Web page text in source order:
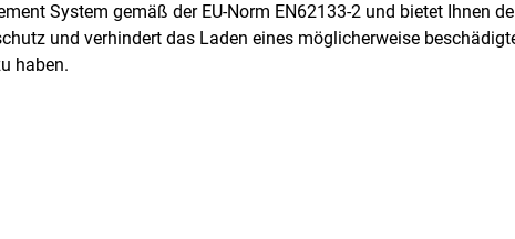
System gemäß der EU-Norm EN62133-2 und bietet Ihnen
und verhindert das Laden eines möglicherweise
haben.